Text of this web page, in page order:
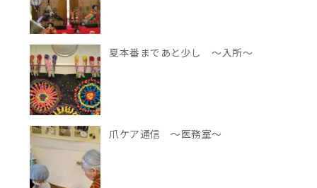
夏本番まであと少し ～入所～
爪ケア通信 ～医務室～